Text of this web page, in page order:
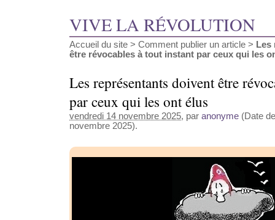
VIVE LA RÉVOLUTION
Accueil du site > Comment publier un article > Les
être révocables à tout instant par ceux qui les
Les représentants doivent être
par ceux qui les ont élus
vendredi 14 novembre 2025, par anonyme (Date
novembre 2025).